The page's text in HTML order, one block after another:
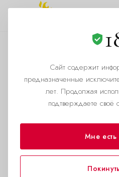
Сайт содержит
предназначенные
лет. Продолжая
подтверждаете своё
Мне есть
Доставка в
Главная страница — Помощь —
Доставка в Екатеринбурге